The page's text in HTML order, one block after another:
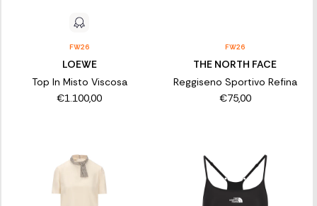
FW26
LOEWE
Top In Misto Viscosa
€1.100,00
FW26
THE NORTH FACE
Reggiseno Sportivo Refina
€75,00